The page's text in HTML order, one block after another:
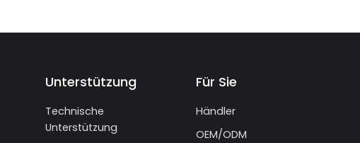
Unterstützung
Technische
Unterstützung
Für Sie
Händler
OEM/ODM